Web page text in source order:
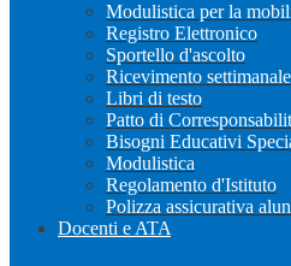
Modulistica per la
Registro Elettronico
Sportello d'ascolto
Ricevimento
Libri di testo
Patto di
Bisogni Educativi
Modulistica
Regolamento d'Istituto
Polizza assicurativa
Docenti e ATA